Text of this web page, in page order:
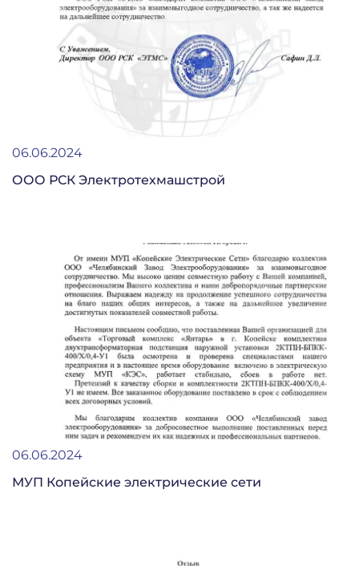
06.06.2024
ООО РСК Электротехмашстрой
06.06.2024
МУП Копейские электрические сети